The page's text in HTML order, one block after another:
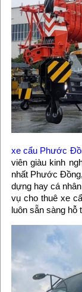
xe cẩu Phước
viên giàu kinh
nhất Phước
dựng hay cá
vụ cho thuê xe
luôn sẵn sàng hỗ